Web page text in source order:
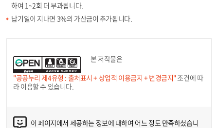
하여 1~2회 더 부과됩니다.
납기일이 지나면 3%의 가산금이 추가됩니다.
본 저작물은
"공공누리 제4유형 : 출처표시 + 상업적 이용금지 + 변경금지"조건에 따
라 이용할 수 있습니다.
이 페이지에서 제공하는 정보에 대하여 어느 정도 만족하셨습니